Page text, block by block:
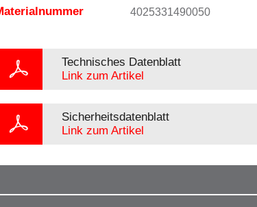
4025331490050
Technisches Datenblatt
Link zum Artikel
Sicherheitsdatenblatt
Link zum Artikel